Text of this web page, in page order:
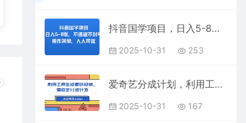
抖音国学项目，日入5-8张，不违规不封号，操作简单，人人可做
2025-10-31 253
爱奇艺分成计划，利用工具生成原创视频，爱奇艺分成计划，小白可月入1w+
2025-10-31 167